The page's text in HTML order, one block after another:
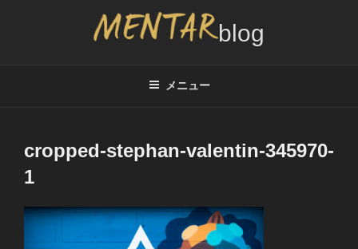
メニュー
cropped-stephan-valentin-345970-
1